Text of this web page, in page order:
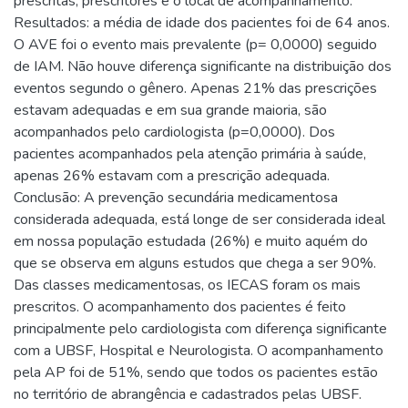
Resultados: a média de idade dos pacientes foi de 64 anos.
O AVE foi o evento mais prevalente (p= 0,0000) seguido
de IAM. Não houve diferença significante na distribuição dos
eventos segundo o gênero. Apenas 21% das prescrições
estavam adequadas e em sua grande maioria, são
acompanhados pelo cardiologista (p=0,0000). Dos
pacientes acompanhados pela atenção primária à saúde,
apenas 26% estavam com a prescrição adequada.
Conclusão: A prevenção secundária medicamentosa
considerada adequada, está longe de ser considerada ideal
em nossa população estudada (26%) e muito aquém do
que se observa em alguns estudos que chega a ser 90%.
Das classes medicamentosas, os IECAS foram os mais
prescritos. O acompanhamento dos pacientes é feito
principalmente pelo cardiologista com diferença significante
com a UBSF, Hospital e Neurologista. O acompanhamento
pela AP foi de 51%, sendo que todos os pacientes estão
no território de abrangência e cadastrados pelas UBSF.